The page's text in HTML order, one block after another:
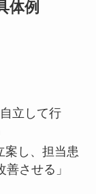
体例
立して行
案し、担当患
させる」